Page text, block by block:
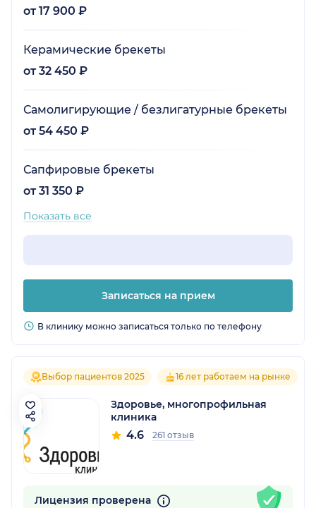
от 17 900 ₽
Керамические брекеты
от 32 450 ₽
Самолигирующие / безлигатурные брекеты
от 54 450 ₽
Сапфировые брекеты
от 31 350 ₽
Показать все
Записаться на прием
В клинику можно записаться только по телефону
Выбор пациентов 2025 16 лет работаем на рынке
Здоровье, многопрофильная
клиника
4.6 261 отзыв
Лицензия проверена